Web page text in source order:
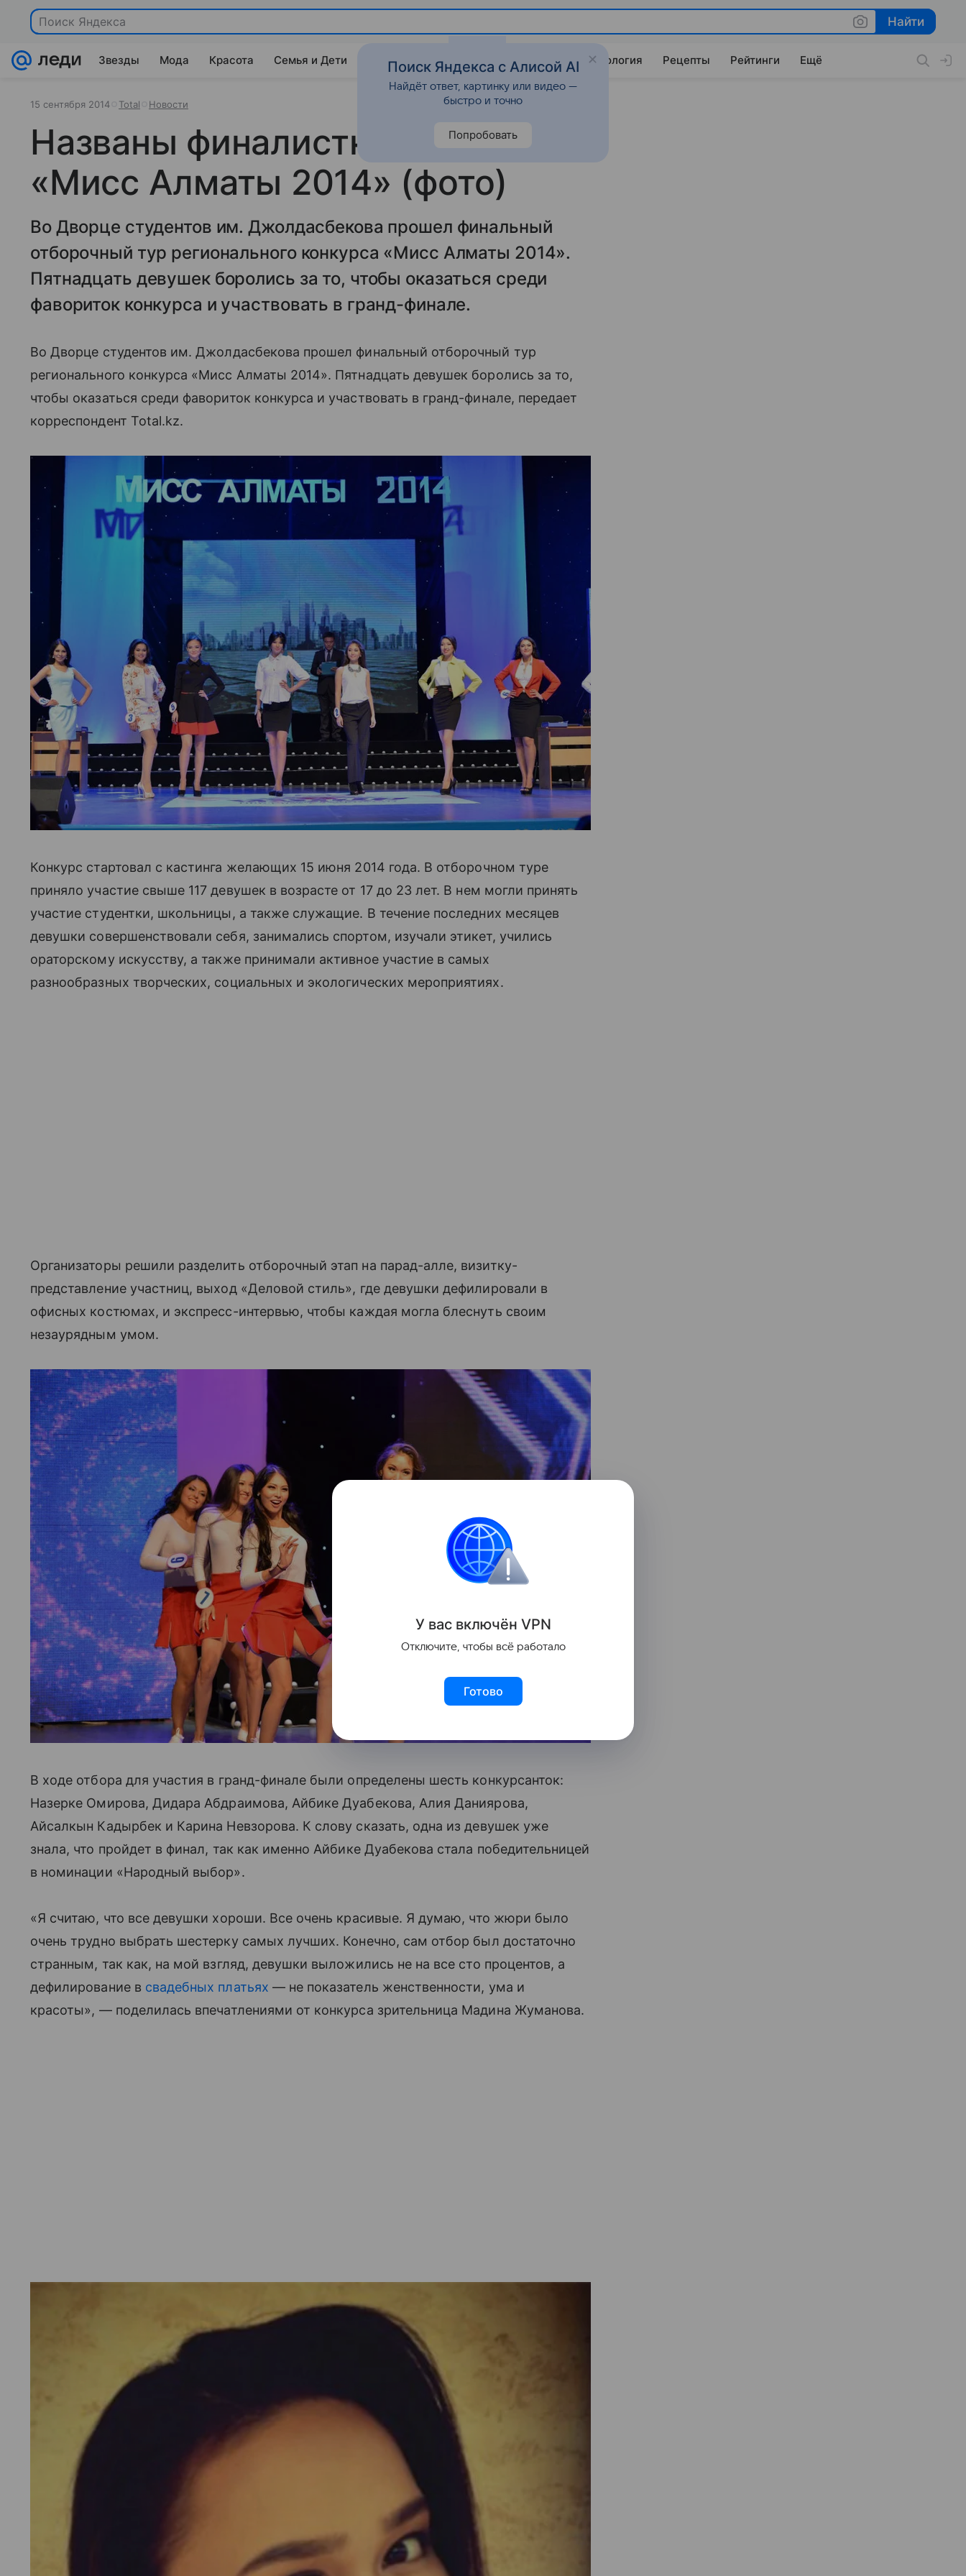
Поиск Яндекса Найти
Найти
Звезды Мода Красота Семья и Дети Дом Гороскопы Стиль жизни Психология Рецепты Рейтинги Ещё
15 сентября 2014 Total Новости
Названы финалистки конкурса
«Мисс Алматы 2014» (фото)
Во Дворце студентов им. Джолдасбекова прошел финальный
отборочный тур регионального конкурса «Мисс Алматы 2014».
Пятнадцать девушек боролись за то, чтобы оказаться среди
фавориток конкурса и участвовать в гранд-финале.
Во Дворце студентов им. Джолдасбекова прошел финальный отборочный тур
регионального конкурса «Мисс Алматы 2014». Пятнадцать девушек боролись за то,
чтобы оказаться среди фавориток конкурса и участвовать в гранд-финале, передает
корреспондент Total.kz.
Конкурс стартовал с кастинга желающих 15 июня 2014 года. В отборочном туре
приняло участие свыше 117 девушек в возрасте от 17 до 23 лет. В нем могли принять
участие студентки, школьницы, а также служащие. В течение последних месяцев
девушки совершенствовали себя, занимались спортом, изучали этикет, учились
ораторскому искусству, а также принимали активное участие в самых
разнообразных творческих, социальных и экологических мероприятиях.
Организаторы решили разделить отборочный этап на парад-алле, визитку-
представление участниц, выход «Деловой стиль», где девушки дефилировали в
офисных костюмах, и экспресс-интервью, чтобы каждая могла блеснуть своим
незаурядным умом.
В ходе отбора для участия в гранд-финале были определены шесть конкурсанток:
Назерке Омирова, Дидара Абдраимова, Айбике Дуабекова, Алия Даниярова,
Айсалкын Кадырбек и Карина Невзорова. К слову сказать, одна из девушек уже
знала, что пройдет в финал, так как именно Айбике Дуабекова стала победительницей
в номинации «Народный выбор».
«Я считаю, что все девушки хороши. Все очень красивые. Я думаю, что жюри было
очень трудно выбрать шестерку самых лучших. Конечно, сам отбор был достаточно
странным, так как, на мой взгляд, девушки выложились не на все сто процентов, а
дефилирование в свадебных платьях — не показатель женственности, ума и
красоты», — поделилась впечатлениями от конкурса зрительница Мадина Жуманова.
У вас включён VPN
Отключите, чтобы всё работало
Готово
Поиск Яндекса с Алисой AI
Найдёт ответ, картинку или видео —
быстро и точно
Попробовать